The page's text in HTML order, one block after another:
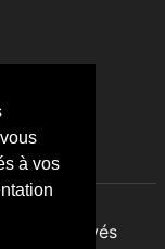
à vos
réservés